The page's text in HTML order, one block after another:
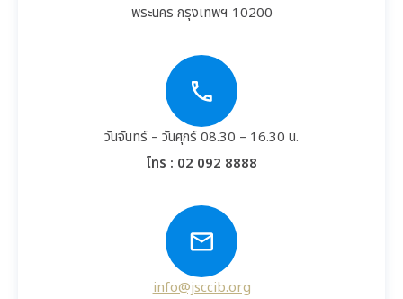
พระนคร กรุงเทพฯ 10200
วันจันทร์ – วันศุกร์ 08.30 – 16.30 น.
โทร : 02 092 8888
info@jsccib.org